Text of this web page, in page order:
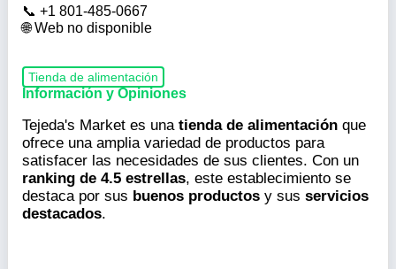
+1 801-485-0667
Web no disponible
Tienda de alimentación
Información y Opiniones
Tejeda's Market es una tienda de alimentación que
ofrece una amplia variedad de productos para
satisfacer las necesidades de sus clientes. Con un
ranking de 4.5 estrellas, este establecimiento se
destaca por sus buenos productos y sus servicios
destacados.